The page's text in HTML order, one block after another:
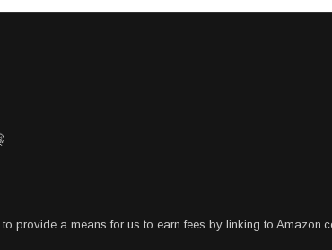
provide a means for us to earn fees by linking to